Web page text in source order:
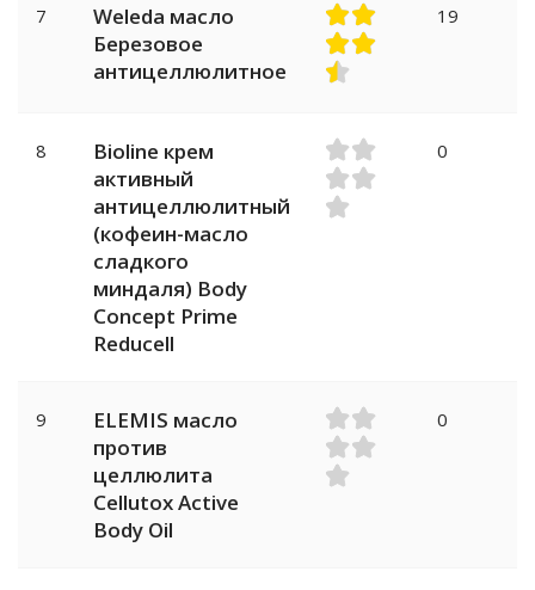
7
Weleda масло
Березовое
антицеллюлитное
19
8
Bioline крем
активный
антицеллюлитный
(кофеин-масло
сладкого
миндаля) Body
Concept Prime
Reducell
0
9
ELEMIS масло
против
целлюлита
Cellutox Active
Body Oil
0